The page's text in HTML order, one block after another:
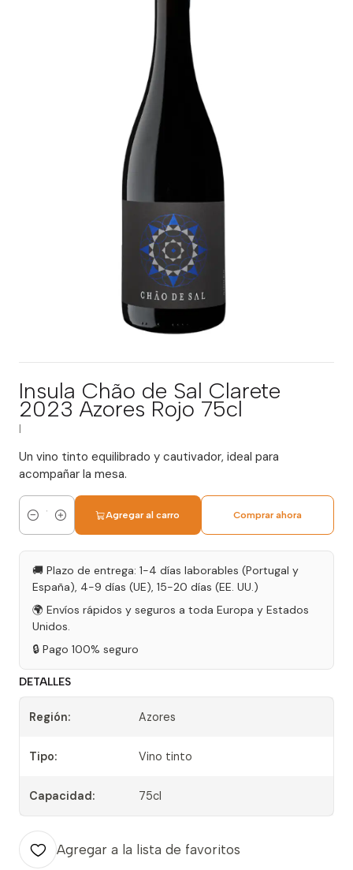
Insula Chão de Sal Clarete
2023 Azores Rojo 75cl
Un vino tinto equilibrado y cautivador, ideal para
acompañar la mesa.
Cantidad
Agregar al carro Comprar ahora
🚚 Plazo de entrega: 1-4 días laborables (Portugal y
España), 4-9 días (UE), 15-20 días (EE. UU.)
🌍 Envíos rápidos y seguros a toda Europa y Estados
Unidos.
🔒 Pago 100% seguro
DETALLES
Región: Azores
Tipo: Vino tinto
Capacidad: 75cl
Agregar a la lista de favoritos